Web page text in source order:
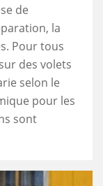
de
la
Pour tous
des volets
selon le
pour les
sont